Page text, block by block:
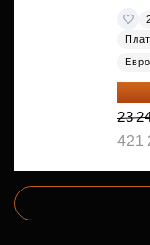
19
23
421